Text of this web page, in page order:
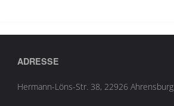
ADRESSE
Hermann-Löns-Str. 38, 22926 Ahrensburg